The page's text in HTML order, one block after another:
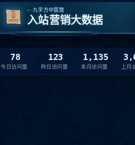
九字方中医馆
入站营销大数据
78
今日访问量
123
昨日访问量
1,135
本月访问量 上月